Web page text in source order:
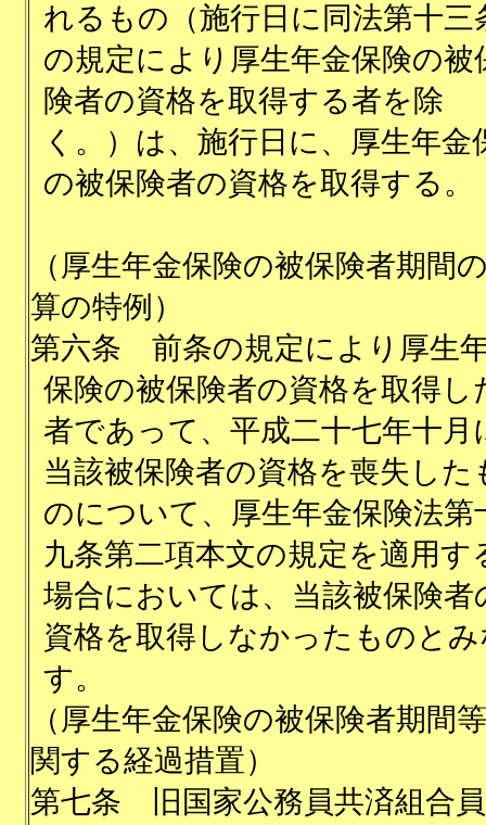
れるもの（施行日に同法第十三
の規定により厚生年金保険の被
険者の資格を取得する者を除
く。）は、施行日に、厚生年金
の被保険者の資格を取得する。
（厚生年金保険の被保険者期間
算の特例）
第六条
前条の規定により厚生
保険の被保険者の資格を取得し
者であって、平成二十七年十月
当該被保険者の資格を喪失した
のについて、厚生年金保険法第
九条第二項本文の規定を適用す
場合においては、当該被保険者
資格を取得しなかったものとみ
す。
（厚生年金保険の被保険者期間
関する経過措置）
第七条
旧国家公務員共済組合